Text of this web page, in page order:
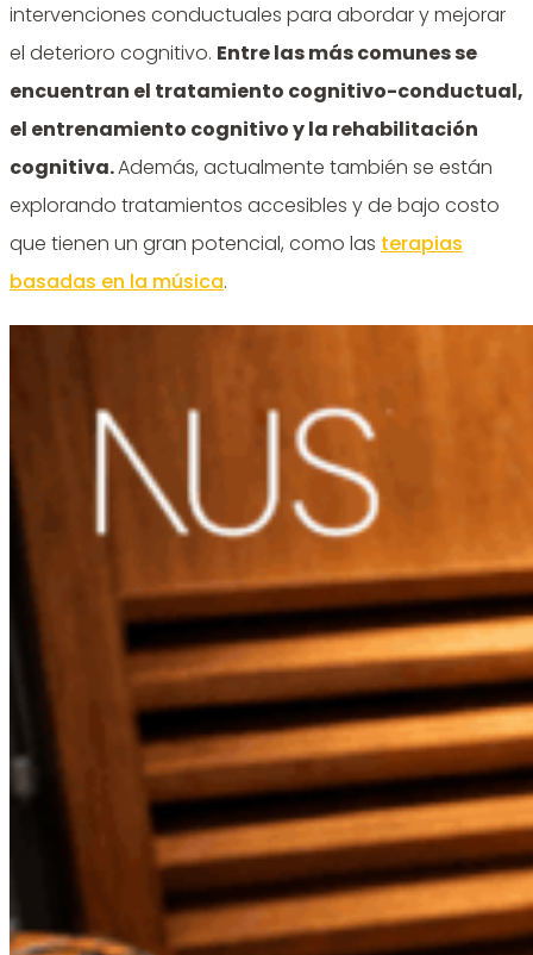
intervenciones conductuales para abordar y mejorar
el deterioro cognitivo. Entre las más comunes se
encuentran el tratamiento cognitivo-conductual,
el entrenamiento cognitivo y la rehabilitación
cognitiva.Además, actualmente también se están
explorando tratamientos accesibles y de bajo costo
que tienen un gran potencial, como las terapias
basadas en la música.